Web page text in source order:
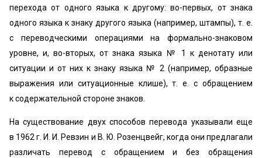
перехода от одного языка к другому: во-первых, от знака
одного языка к знаку другого языка (например, штампы), т. е.
с переводческими операциями на формально-знаковом
уровне, и, во-вторых, от знака языка № 1 к денотату или
ситуации и от них к знаку языка № 2 (например, образные
выражения или ситуационные клише), т. е. с обращением
к содержательной стороне знаков.
На существование двух способов перевода указывали еще
в 1962 г. И. И. Ревзин и В. Ю. Розенцвейг, когда они предлагали
различать перевод с обращением и без обращения